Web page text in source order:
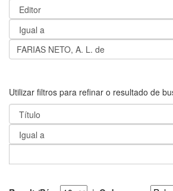
Utilizar filtros para refinar o resultado de